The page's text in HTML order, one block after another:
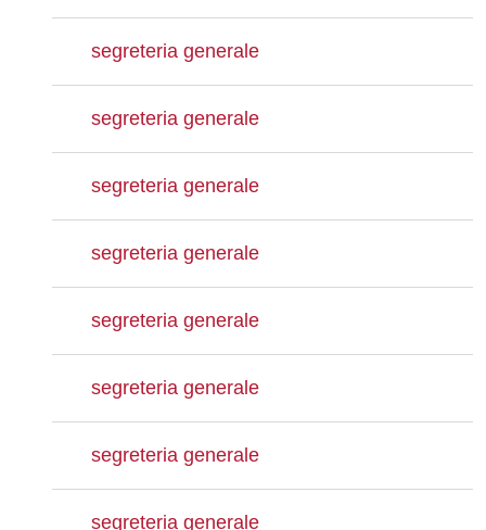
segreteria generale
segreteria generale
segreteria generale
segreteria generale
segreteria generale
segreteria generale
segreteria generale
segreteria generale